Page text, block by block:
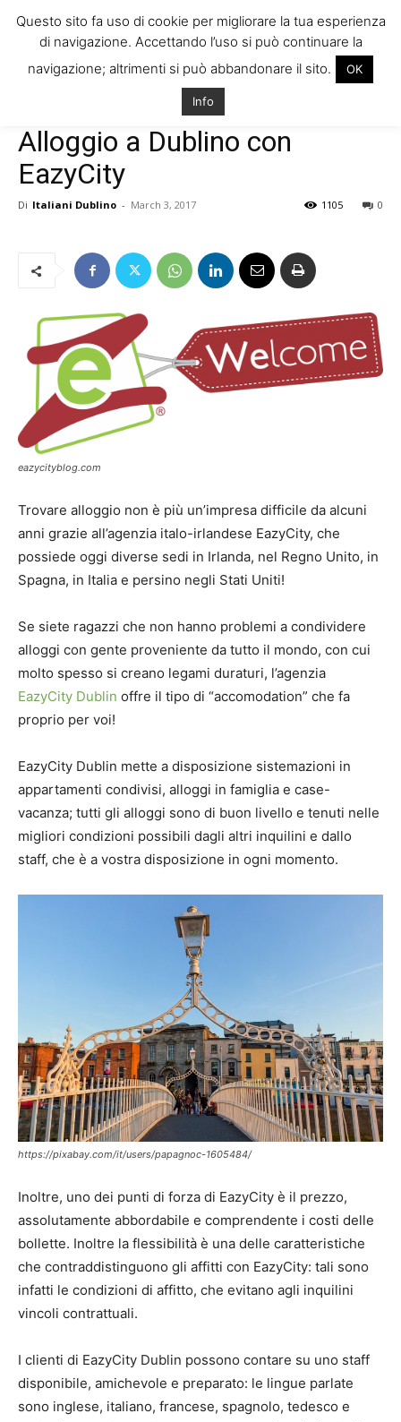
Alloggio a Dublino con
EazyCity
Di Italiani Dublino - March 3, 2017 0
1105
eazycityblog.com
Trovare alloggio non è più un’impresa difficile da alcuni
anni grazie all’agenzia italo-irlandese EazyCity, che
possiede oggi diverse sedi in Irlanda, nel Regno Unito, in
Spagna, in Italia e persino negli Stati Uniti!
Se siete ragazzi che non hanno problemi a condividere
alloggi con gente proveniente da tutto il mondo, con cui
molto spesso si creano legami duraturi, l’agenzia
EazyCity Dublin offre il tipo di “accomodation” che fa
proprio per voi!
EazyCity Dublin mette a disposizione sistemazioni in
appartamenti condivisi, alloggi in famiglia e case-
vacanza; tutti gli alloggi sono di buon livello e tenuti nelle
migliori condizioni possibili dagli altri inquilini e dallo
staff, che è a vostra disposizione in ogni momento.
https://pixabay.com/it/users/papagnoc-1605484/
Inoltre, uno dei punti di forza di EazyCity è il prezzo,
assolutamente abbordabile e comprendente i costi delle
bollette. Inoltre la flessibilità è una delle caratteristiche
che contraddistinguono gli affitti con EazyCity: tali sono
infatti le condizioni di affitto, che evitano agli inquilini
vincoli contrattuali.
I clienti di EazyCity Dublin possono contare su uno staff
disponibile, amichevole e preparato: le lingue parlate
sono inglese, italiano, francese, spagnolo, tedesco e
Questo sito fa uso di cookie per migliorare la tua esperienza
di navigazione. Accettando l’uso si può continuare la
navigazione; altrimenti si può abbandonare il sito.
OK
Info